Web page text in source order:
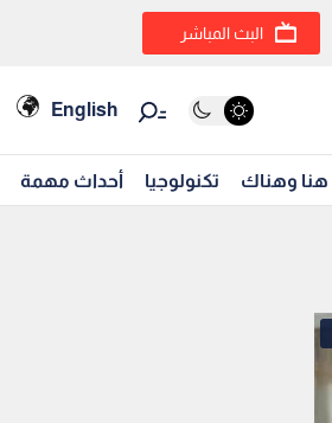
البث المباشر
English
هنا وهناك تكنولوجيا أحداث مهمة